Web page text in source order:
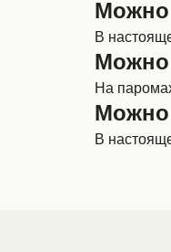
Можно
В
Можно
На
Можно
В